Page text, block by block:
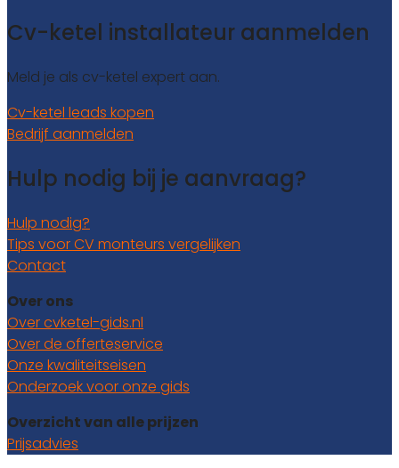
Cv-ketel installateur aanmelden
Meld je als cv-ketel expert aan.
Cv-ketel leads kopen
Bedrijf aanmelden
Hulp nodig bij je aanvraag?
Hulp nodig?
Tips voor CV monteurs vergelijken
Contact
Over ons
Over cvketel-gids.nl
Over de offerteservice
Onze kwaliteitseisen
Onderzoek voor onze gids
Overzicht van alle prijzen
Prijsadvies